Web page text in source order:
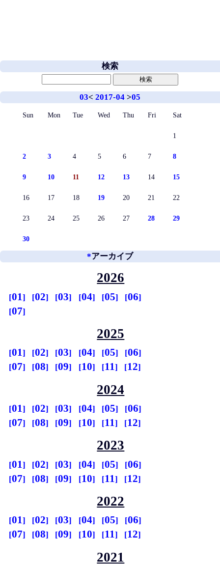
検索
03< 2017-04 >05
Sun Mon Tue Wed Thu Fri Sat
1
2 3 4 5 6 7 8
9 10 11 12 13 14 15
16 17 18 19 20 21 22
23 24 25 26 27 28 29
30
*アーカイブ
2026
01 02 03 04 05
06
07
2025
01 02 03 04 05
06
07
08 09 10 11 12
2024
01 02 03 04 05
06
07
08 09 10 11 12
2023
01 02 03 04 05
06
07
08 09 10 11 12
2022
01 02 03 04 05
06
07
08 09 10 11 12
2021